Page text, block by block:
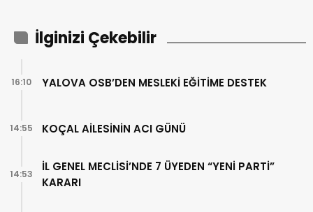
İlginizi Çekebilir
YALOVA OSB’DEN MESLEKİ EĞİTİME DESTEK
16:10
KOÇAL AİLESİNİN ACI GÜNÜ
14:55
İL GENEL MECLİSİ’NDE 7 ÜYEDEN “YENİ PARTİ”
KARARI
14:53